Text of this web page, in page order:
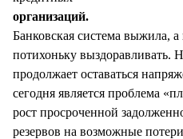
организаций.
Банковская система выжила, а
потихоньку выздоравливать.
продолжает оставаться
сегодня является проблема
рост просроченной
резервов на возможные